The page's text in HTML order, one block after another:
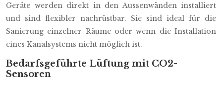
Geräte werden direkt in den Aussenwänden installiert
und sind flexibler nachrüstbar. Sie sind ideal für die
Sanierung einzelner Räume oder wenn die Installation
eines Kanalsystems nicht möglich ist.
Bedarfsgeführte Lüftung mit CO2-
Sensoren